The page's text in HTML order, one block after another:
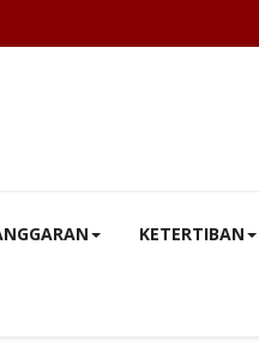
KETERTIBAN